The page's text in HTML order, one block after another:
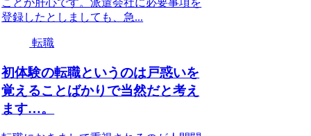
ことが肝心です。派遣会社に必要事項を
登録したとしましても、急...
転職
初体験の転職というのは戸惑いを
覚えることばかりで当然だと考え
ます…。